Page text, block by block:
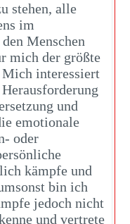
stehen, alle
im
Menschen
mich der größte
interessiert
und
emotionale
oder
kämpfe und
bin ich
jedoch nicht
und vertrete